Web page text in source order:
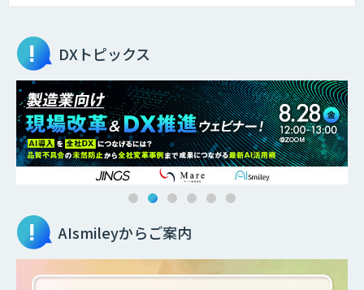
DXトピックス
AIsmileyからご案内